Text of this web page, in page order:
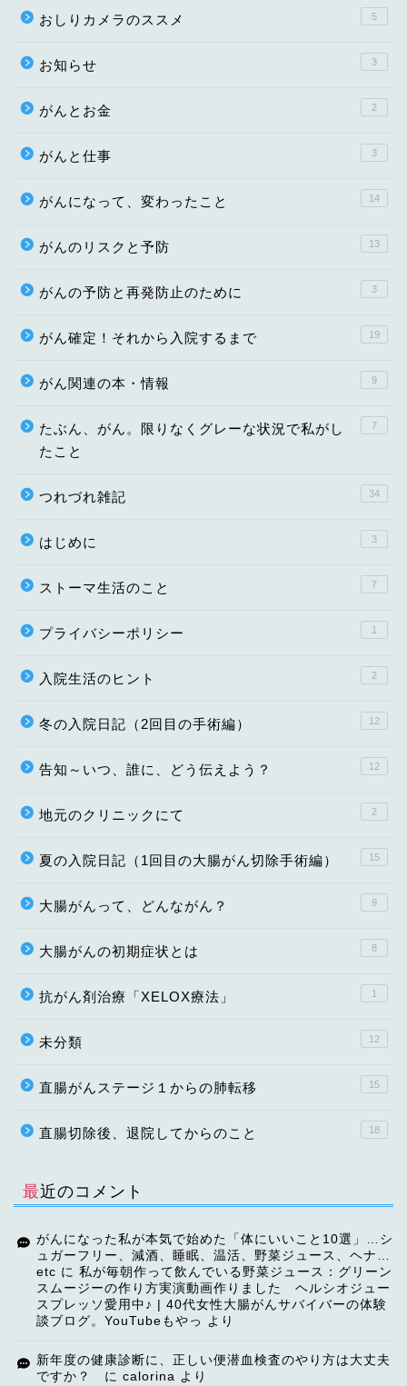
おしりカメラのススメ 5
お知らせ 3
がんとお金 2
がんと仕事 3
がんになって、変わったこと 14
がんのリスクと予防 13
がんの予防と再発防止のために 3
がん確定！それから入院するまで 19
がん関連の本・情報 9
たぶん、がん。限りなくグレーな状況で私がし
たこと
7
つれづれ雑記 34
はじめに 3
ストーマ生活のこと 7
プライバシーポリシー 1
入院生活のヒント 2
冬の入院日記（2回目の手術編） 12
告知～いつ、誰に、どう伝えよう？ 12
地元のクリニックにて 2
夏の入院日記（1回目の大腸がん切除手術編） 15
大腸がんって、どんながん？ 9
大腸がんの初期症状とは 8
抗がん剤治療「XELOX療法」 1
未分類 12
直腸がんステージ１からの肺転移 15
直腸切除後、退院してからのこと 18
最近のコメント
がんになった私が本気で始めた「体にいいこと10選」…シ
ュガーフリー、減酒、睡眠、温活、野菜ジュース、ヘナ…
etc に 私が毎朝作って飲んでいる野菜ジュース：グリーン
スムージーの作り方実演動画作りました ヘルシオジュー
スプレッソ愛用中♪ | 40代女性大腸がんサバイバーの体験
談ブログ。YouTubeもやっ より
新年度の健康診断に、正しい便潜血検査のやり方は大丈夫
ですか？
に calorina より
TOP